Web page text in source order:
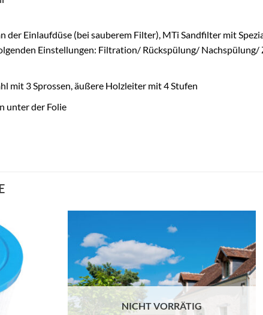
der Einlaufdüse (bei sauberem Filter), MTi Sandfilter mit
Einstellungen: Filtration/ Rückspülung/
mit 3 Sprossen, äußere Holzleiter mit 4 Stufen
unter der Folie
NICHT VORRÄTIG